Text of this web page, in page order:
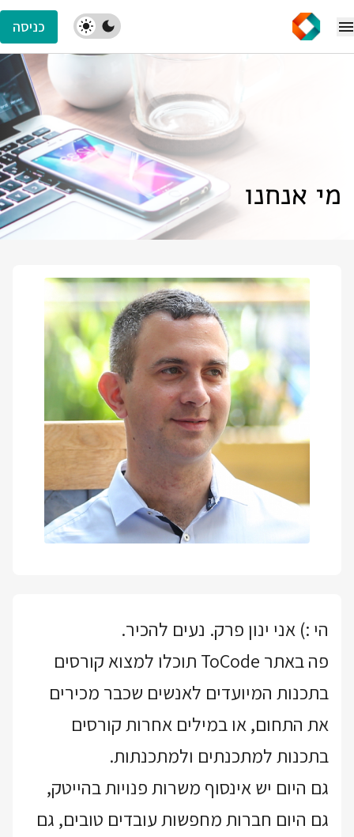
כניסה
מי אנחנו
הי :) אני ינון פרק. נעים להכיר.
פה באתר ToCode תוכלו למצוא קורסים
בתכנות המיועדים לאנשים שכבר מכירים
את התחום, או במילים אחרות קורסים
בתכנות למתכנתים ולמתכנתות.
גם היום יש אינסוף משרות פנויות בהייטק,
גם היום חברות מחפשות עובדים טובים, גם